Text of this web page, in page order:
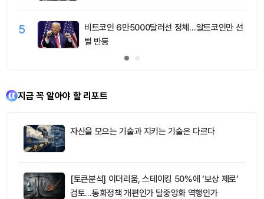
5
비트코인 6만5000달러선 정체…알트코인만 선
별 반등
지금 꼭 알아야 할 리포트
자산을 모으는 기술과 지키는 기술은 다르다
[토큰분석] 이더리움, 스테이킹 50%에 ‘보상 제로’
검토…통화정책 개편인가 탈중앙화 역행인가